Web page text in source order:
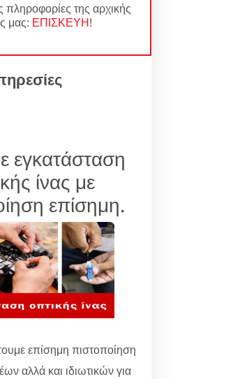
πληροφορίες της αρχικής
μας: ΕΠΙΣΚΕΥΗ!
εγκατάσταση
ίνας με
επίσημη.
επίσημη πιστοποίηση
αλλά και ιδιωτικών για